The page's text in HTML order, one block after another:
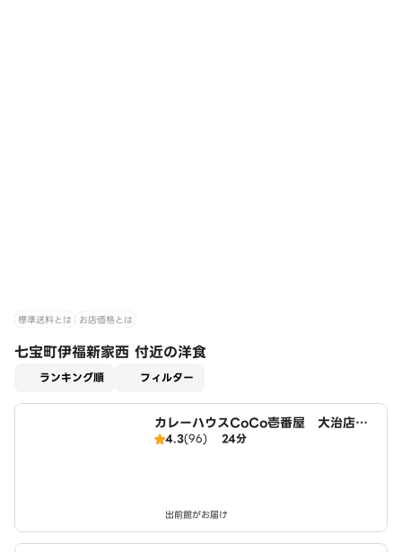
標準送料とは お店価格とは
七宝町伊福新家西 付近の洋食
ランキング順 フィルター
カレーハウスCoCo壱番屋 大治店（S
D）
4.3(96) 24分
出前館がお届け